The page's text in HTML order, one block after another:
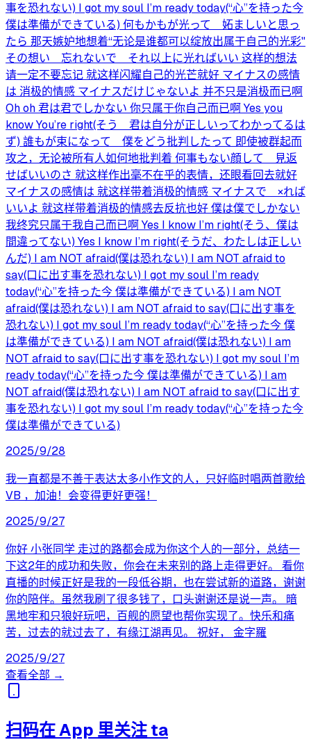
事を恐れない) I got my soul I’m ready today(“心”を持った今
僕は準備ができている) 何もかもが光って 妬ましいと思っ
たら 那天嫉妒地想着“无论是谁都可以绽放出属于自己的光彩"
その想い 忘れないで それ以上に光ればいい 这样的想法
请一定不要忘记 就这样闪耀自己的光芒就好 マイナスの感情
は 消极的情感 マイナスだけじゃないよ 并不只是消极而已啊
Oh oh 君は君でしかない 你只属于你自己而已啊 Yes you
know You’re right(そう 君は自分が正しいってわかってるは
ず) 誰もが束になって 僕をどう批判したって 即使被群起而
攻之，无论被所有人如何地批判着 何事もない顔して 見返
せばいいのさ 就这样作出毫不在乎的表情，还眼看回去就好
マイナスの感情は 就这样带着消极的情感 マイナスで ×れば
いいよ 就这样带着消极的情感去反抗也好 僕は僕でしかない
我终究只属于我自己而已啊 Yes I know I’m right(そう、僕は
間違ってない) Yes I know I’m right(そうだ、わたしは正しい
んだ) I am NOT afraid(僕は恐れない) I am NOT afraid to
say(口に出す事を恐れない) I got my soul I’m ready
today(“心”を持った今 僕は準備ができている) I am NOT
afraid(僕は恐れない) I am NOT afraid to say(口に出す事を
恐れない) I got my soul I’m ready today(“心”を持った今 僕
は準備ができている) I am NOT afraid(僕は恐れない) I am
NOT afraid to say(口に出す事を恐れない) I got my soul I’m
ready today(“心”を持った今 僕は準備ができている) I am
NOT afraid(僕は恐れない) I am NOT afraid to say(口に出す
事を恐れない) I got my soul I’m ready today(“心”を持った今
僕は準備ができている)
2025/9/28
我一直都是不善于表达太多小作文的人，只好临时唱两首歌给
VB ，加油！会变得更好更强！
2025/9/27
你好 小张同学 走过的路都会成为你这个人的一部分，总结一
下这2年的成功和失败，你会在未来别的路上走得更好。 看你
直播的时候正好是我的一段低谷期，也在尝试新的道路，谢谢
你的陪伴。虽然我刷了很多钱了，口头谢谢还是说一声。 暗
黑地牢和只狼好玩吧，百舰的愿望也帮你实现了。快乐和痛
苦，过去的就过去了，有缘江湖再见。 祝好， 金字羅
2025/9/27
查看全部 →
扫码在 App 里关注 ta